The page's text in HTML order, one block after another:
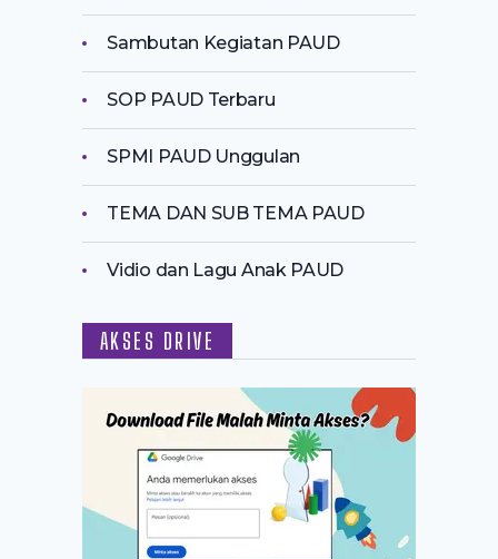
Sambutan Kegiatan PAUD
SOP PAUD Terbaru
SPMI PAUD Unggulan
TEMA DAN SUB TEMA PAUD
Vidio dan Lagu Anak PAUD
AKSES DRIVE